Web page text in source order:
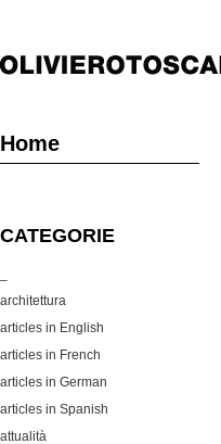
Home
CATEGORIE
architettura
articles in English
articles in French
articles in German
articles in Spanish
attualità